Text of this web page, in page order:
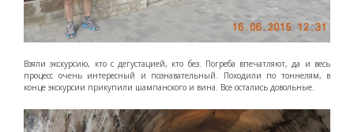
Взяли экскурсию, кто с дегустацией, кто без. Погреба впечатляют, да и весь
процесс очень интересный и познавательный. Походили по тоннелям, в
конце экскурсии прикупили шампанского и вина. Все остались довольные.